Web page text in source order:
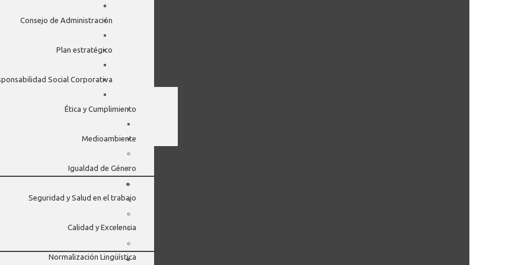
Consejo de Administración
Plan estratégico
Social Corporativa
Ética y Cumplimiento
Medioambiente
Igualdad de Género
Seguridad y Salud en el trabajo
Calidad y Excelencia
Normalización Lingüística